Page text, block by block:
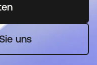
in einer neuen
uns